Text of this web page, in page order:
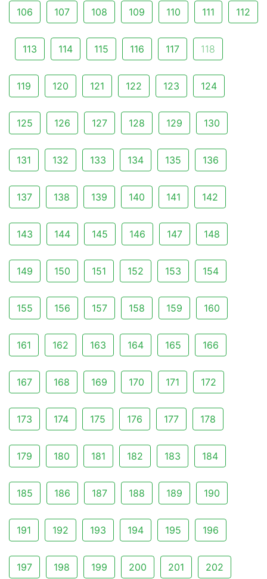
106 107 108 109 110 111 112
113 114 115 116 117 118
119 120 121 122 123 124
125 126 127 128 129 130
131 132 133 134 135 136
137 138 139 140 141 142
143 144 145 146 147 148
149 150 151 152 153 154
155 156 157 158 159 160
161 162 163 164 165 166
167 168 169 170 171 172
173 174 175 176 177 178
179 180 181 182 183 184
185 186 187 188 189 190
191 192 193 194 195 196
197 198 199 200 201 202